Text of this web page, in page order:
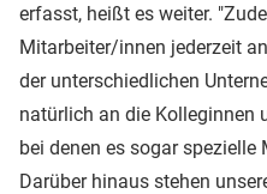
erfasst, heißt es weiter.
Mitarbeiter/innen jederzeit
der unterschiedlichen
natürlich an die Kolleginnen
bei denen es sogar
Darüber hinaus stehen